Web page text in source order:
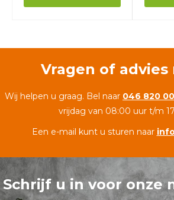
Vragen of advies
Wij helpen u graag. Bel naar 046 820
vrijdag van 08:00 uur t/m
Een e-mail kunt u sturen naar
Schrijf u in voor onze